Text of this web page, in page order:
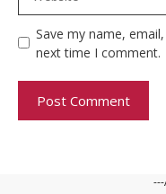
Save my name,
next time I comment.